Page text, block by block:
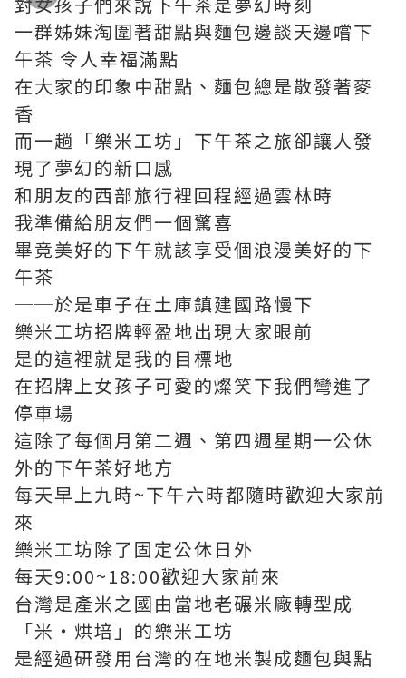
一群姊妹淘圍著甜點與麵包邊談天邊嚐下
午茶 令人幸福滿點
在大家的印象中甜點、麵包總是散發著麥
香
而一趟「樂米工坊」下午茶之旅卻讓人發
現了夢幻的新口感
和朋友的西部旅行裡回程經過雲林時
我準備給朋友們一個驚喜
畢竟美好的下午就該享受個浪漫美好的下
午茶
──於是車子在土庫鎮建國路慢下
樂米工坊招牌輕盈地出現大家眼前
是的這裡就是我的目標地
在招牌上女孩子可愛的燦笑下我們彎進了
停車場
這除了每個月第二週、第四週星期一公休
外的下午茶好地方
每天早上九時~下午六時都隨時歡迎大家前
來
樂米工坊除了固定公休日外
每天9:00~18:00歡迎大家前來
台灣是產米之國由當地老碾米廠轉型成
「米‧烘培」的樂米工坊
是經過研發用台灣的在地米製成麵包與點